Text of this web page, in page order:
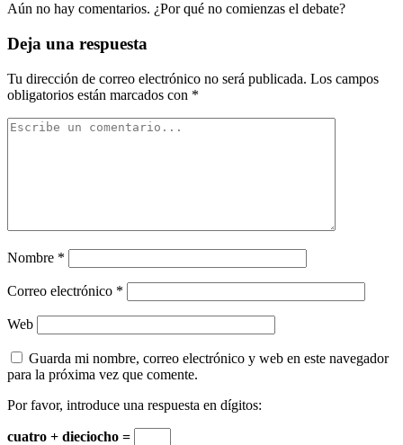
Aún no hay comentarios. ¿Por qué no comienzas el debate?
Deja una respuesta
Tu dirección de correo electrónico no será publicada. Los campos
obligatorios están marcados con *
Nombre *
Correo electrónico *
Web
Guarda mi nombre, correo electrónico y web en este navegador
para la próxima vez que comente.
Por favor, introduce una respuesta en dígitos:
cuatro + dieciocho =